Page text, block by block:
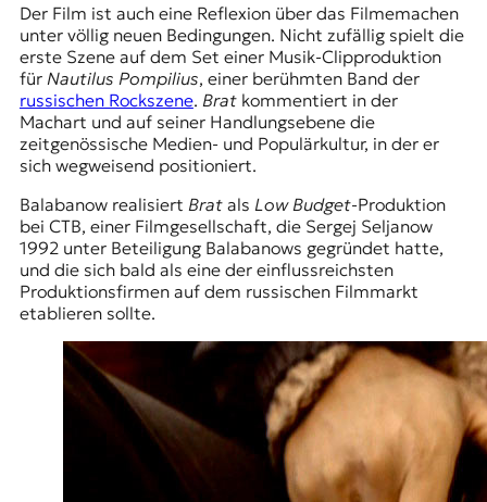
Der Film ist auch eine Reflexion über das Filmemachen
unter völlig neuen Bedingungen. Nicht zufällig spielt die
erste Szene auf dem Set einer Musik-Clipproduktion
für Nautilus Pompilius, einer berühmten Band der
russischen Rockszene. Bratkommentiert in der
Machart und auf seiner Handlungsebene die
zeitgenössische Medien- und Populärkultur, in der er
sich wegweisend positioniert.
Balabanow realisiert Bratals Low Budget-Produktion
bei CTB, einer Filmgesellschaft, die Sergej Seljanow
1992 unter Beteiligung Balabanows gegründet hatte,
und die sich bald als eine der einflussreichsten
Produktionsfirmen auf dem russischen Filmmarkt
etablieren sollte.